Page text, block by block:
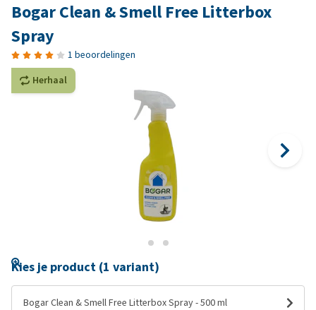
Bogar Clean & Smell Free Litterbox
Spray
1 beoordelingen
Herhaal
Kies je product (1 variant)
Bogar Clean & Smell Free Litterbox Spray - 500 ml